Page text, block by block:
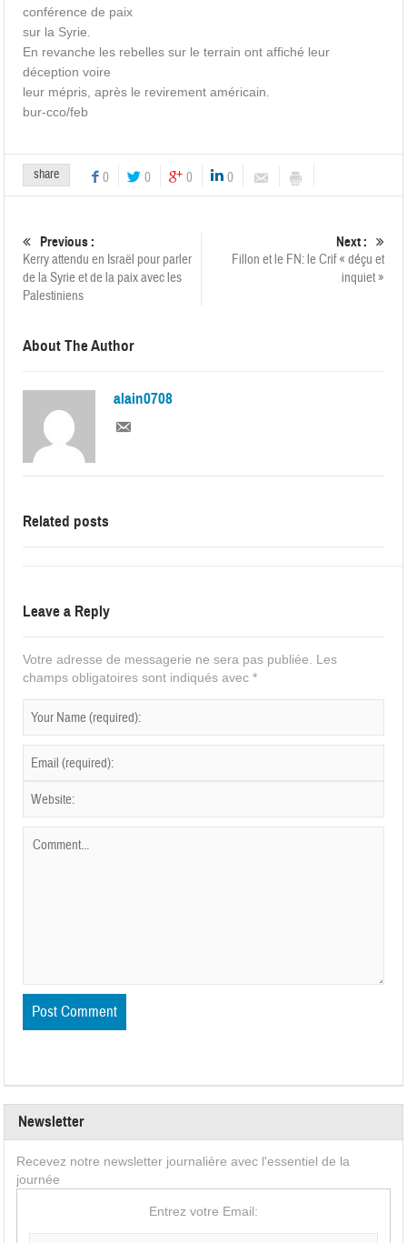
conférence de paix
sur la Syrie.
En revanche les rebelles sur le terrain ont affiché leur
déception voire
leur mépris, après le revirement américain.
bur-cco/feb
share 0 0 0 0
Previous :
Kerry attendu en Israël pour parler
de la Syrie et de la paix avec les
Palestiniens
Next :
Fillon et le FN: le Crif « déçu et
inquiet »
About The Author
alain0708
Related posts
Leave a Reply
Votre adresse de messagerie ne sera pas publiée.
Les
champs obligatoires sont indiqués avec*
Newsletter
Recevez notre newsletter journalière avec l'essentiel de la
journée
Entrez votre Email: